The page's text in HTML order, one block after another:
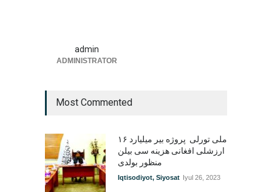
admin
ADMINISTRATOR
Most Commented
۱۶ ملی تورلی پروژه بیر میلیارد
ارزشلی افغانی هزینه سی بیلن
منظور بولدی
Iqtisodiyot, Siyosat Iyul 26, 2023